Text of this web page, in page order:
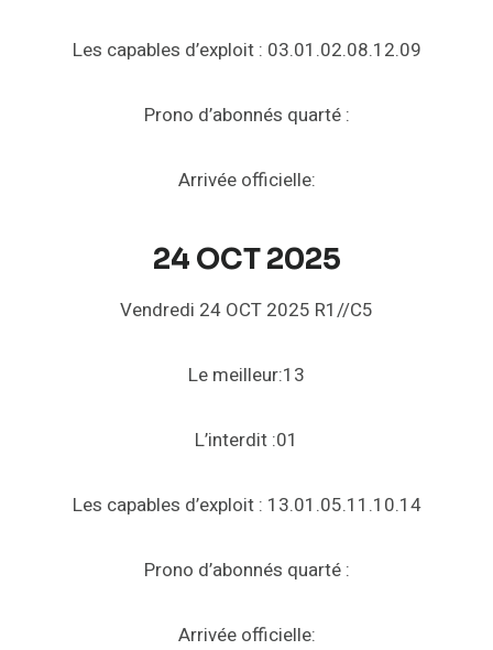
Les capables d’exploit : 03.01.02.08.12.09
Prono d’abonnés quarté :
Arrivée officielle:
24 OCT 2025
Vendredi 24 OCT 2025 R1//C5
Le meilleur:13
L’interdit :01
Les capables d’exploit : 13.01.05.11.10.14
Prono d’abonnés quarté :
Arrivée officielle: